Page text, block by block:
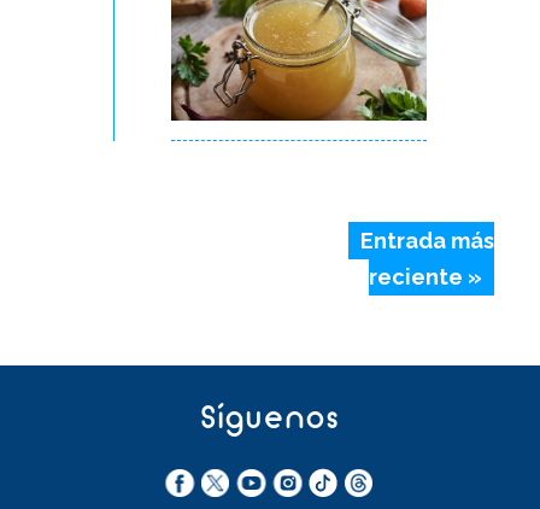
Entrada más
reciente »
Síguenos